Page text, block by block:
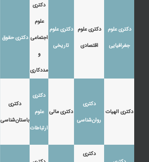
دکتری علوم
جغرافیایی
دکتری علوم
اقتصادی
دکتری علوم
تاریخی
دکتری
علوم
اجتماعی
و
مددکاری
دکتری حقوق
دکتری الهیات
دکتری
روان‌شناسی
دکتری مالی
دکتری
علوم
ارتباطات
دکتری
باستان‌شناسی
دکتری